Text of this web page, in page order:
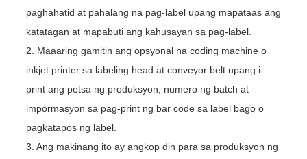
paghahatid at pahalang na pag-label upang mapataas ang
katatagan at mapabuti ang kahusayan sa pag-label.
2. Maaaring gamitin ang opsyonal na coding machine o
inkjet printer sa labeling head at conveyor belt upang i-
print ang petsa ng produksyon, numero ng batch at
impormasyon sa pag-print ng bar code sa label bago o
pagkatapos ng label.
3. Ang makinang ito ay angkop din para sa produksyon ng